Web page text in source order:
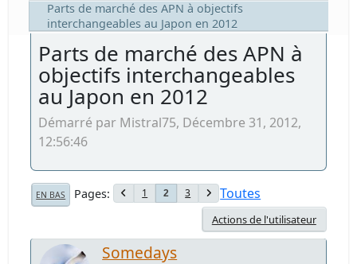
Parts de marché des APN à objectifs
interchangeables au Japon en 2012
Parts de marché des APN à
objectifs interchangeables
au Japon en 2012
Démarré par Mistral75, Décembre 31, 2012,
12:56:46
EN BAS Pages 1 2 3 Toutes
Actions de l'utilisateur
Somedays